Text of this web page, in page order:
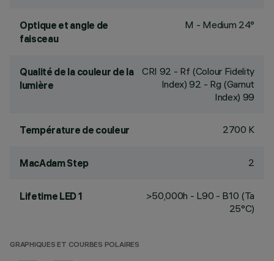
Optique et angle de
faisceau
M - Medium 24°
Qualité de la couleur de la
lumière
CRI 92 - Rf (Colour Fidelity
Index) 92 - Rg (Gamut
Index) 99
Température de couleur 2700 K
MacAdam Step 2
Lifetime LED 1
>50,000h - L90 - B10 (Ta
25°C)
GRAPHIQUES ET COURBES POLAIRES